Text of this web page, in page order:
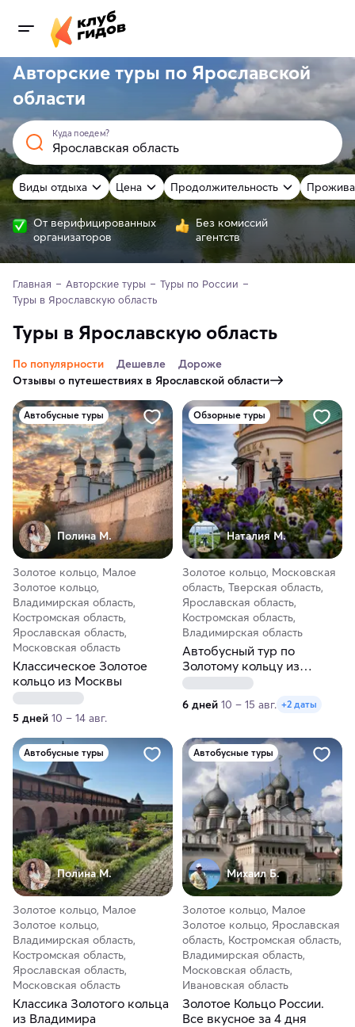
Авторские туры по Ярославской
области
Куда поедем?
Виды отдыха Цена Продолжительность
От верифицированных
организаторов
Без комиссий
агентств
Главная Авторские туры
Туры по России
Туры в Ярославскую область
Туры в Ярославскую область
По популярности Дешевле
Дороже
Отзывы о путешествиях в Ярославской области
Автобусные туры
Полина М.
Золотое кольцо, Малое
Золотое кольцо,
Владимирская область,
Костромская область,
Ярославская область,
Московская область
Классическое Золотое
кольцо из Москвы
5 дней 10 – 14 авг.
Обзорные туры
Наталия М.
Золотое кольцо, Московская
область, Тверская область,
Ярославская область,
Костромская область,
Владимирская область
Автобусный тур по
Золотому кольцу из
Краснодара
6 дней 10 – 15 авг. +2 даты
Автобусные туры
Полина М.
Золотое кольцо, Малое
Золотое кольцо,
Владимирская область,
Костромская область,
Ярославская область,
Московская область
Классика Золотого кольца
из Владимира
Автобусные туры
Михаил Б.
Золотое кольцо, Малое
Золотое кольцо, Ярославская
область, Костромская область,
Владимирская область,
Московская область,
Ивановская область
Золотое Кольцо России.
Все вкусное за 4 дня